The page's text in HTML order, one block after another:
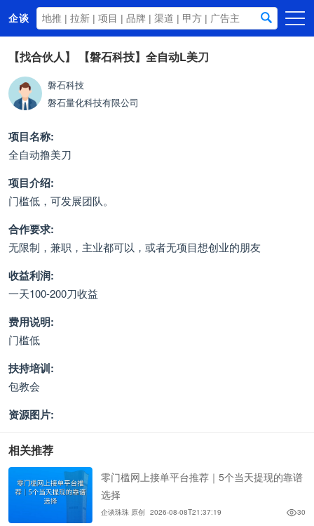
企谈
首页
商务资源
资讯动态
关于我们
【找合伙人】 【磐石科技】全自动L美刀
磐石科技
磐石量化科技有限公司
项目名称:
全自动撸美刀
项目介绍:
门槛低，可发展团队。
合作要求:
无限制，兼职，主业都可以，或者无项目想创业的朋友
收益利润:
一天100-200刀收益
费用说明:
门槛低
扶持培训:
包教会
资源图片:
相关推荐
零门槛网上接单平台推荐｜5个当天提现的靠谱
选择
企谈珠珠 原创 2026-08-08T21:37:19 30